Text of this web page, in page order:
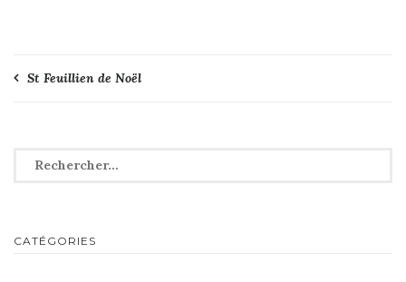
Navigation
St Feuillien de Noël
Rechercher :
CATÉGORIES